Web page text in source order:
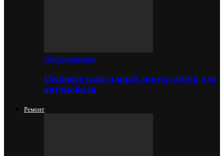
Обслуживание
Оживите ваш старый аккумулятор для
автомобиля
Ремонт